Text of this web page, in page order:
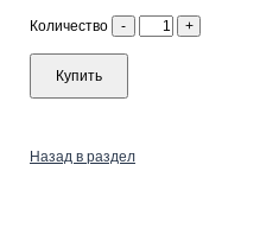
Количество - +
Купить
Назад в раздел